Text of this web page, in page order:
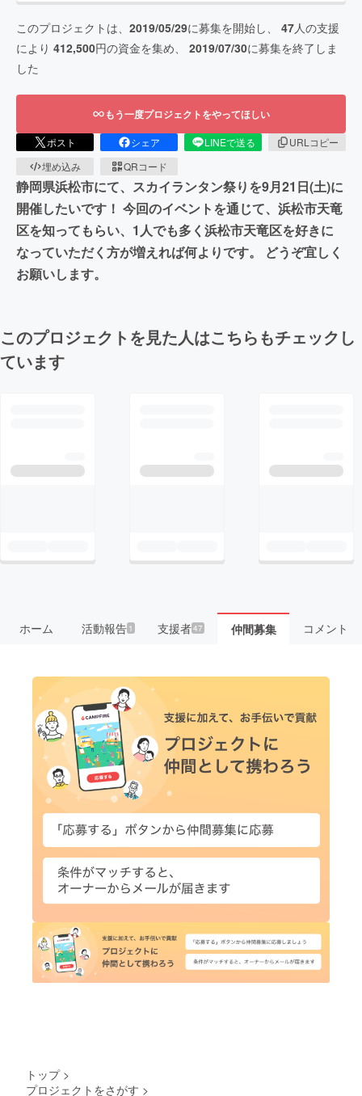
このプロジェクトは、 2019/05/29に募集を開始し、 47人の支援
により 412,500円の資金を集め、 2019/07/30に募集を終了しま
した
もう一度プロジェクトをやってほしい
ポスト シェア LINEで送る
URLコピー
埋め込み
QRコード
静岡県浜松市にて、スカイランタン祭りを9月21日(土)に
開催したいです！ 今回のイベントを通じて、浜松市天竜
区を知ってもらい、1人でも多く浜松市天竜区を好きに
なっていただく方が増えれば何よりです。 どうぞ宜しく
お願いします。
このプロジェクトを見た人はこちらもチェックし
ています
ホーム 活動報告1 支援者47 仲間募集 コメント
トップ >
プロジェクトをさがす >